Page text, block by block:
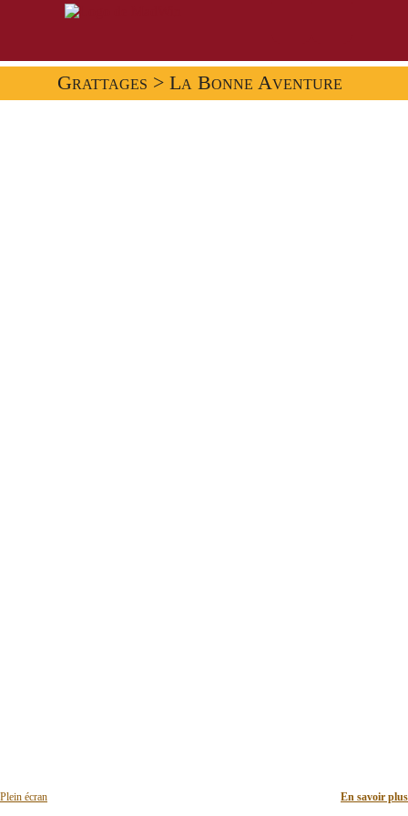
Grattages > La Bonne Aventure
En savoir plus
Plein écran